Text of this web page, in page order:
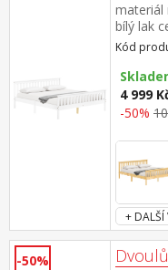
materiál
bílý lak
matrace
200 cm
Kód
4 999
-50%
+ DALŠÍ
-50%